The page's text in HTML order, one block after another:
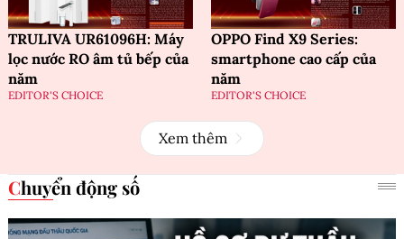
TRULIVA UR61096H: Máy
lọc nước RO âm tủ bếp của
năm
EDITOR'S CHOICE
OPPO Find X9 Series:
smartphone cao cấp của
năm
EDITOR'S CHOICE
Xem thêm
Chuyển động số